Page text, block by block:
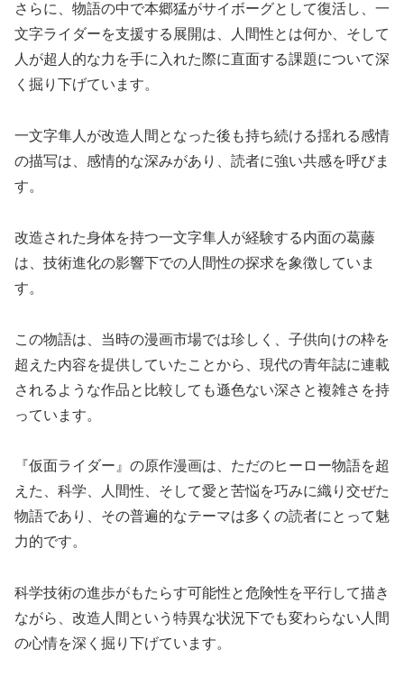
さらに、物語の中で本郷猛がサイボーグとして復活し、一
文字ライダーを支援する展開は、人間性とは何か、そして
人が超人的な力を手に入れた際に直面する課題について深
く掘り下げています。
一文字隼人が改造人間となった後も持ち続ける揺れる感情
の描写は、感情的な深みがあり、読者に強い共感を呼びま
す。
改造された身体を持つ一文字隼人が経験する内面の葛藤
は、技術進化の影響下での人間性の探求を象徴していま
す。
この物語は、当時の漫画市場では珍しく、子供向けの枠を
超えた内容を提供していたことから、現代の青年誌に連載
されるような作品と比較しても遜色ない深さと複雑さを持
っています。
『仮面ライダー』の原作漫画は、ただのヒーロー物語を超
えた、科学、人間性、そして愛と苦悩を巧みに織り交ぜた
物語であり、その普遍的なテーマは多くの読者にとって魅
力的です。
科学技術の進歩がもたらす可能性と危険性を平行して描き
ながら、改造人間という特異な状況下でも変わらない人間
の心情を深く掘り下げています。